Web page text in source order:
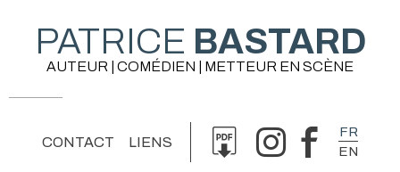
PATRICE BASTARD
AUTEUR | COMÉDIEN | METTEUR EN SCÈNE
CONTACT LIENS
FR
EN